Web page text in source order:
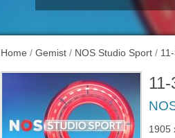
Home / Gemist / NOS Studio Sport /
1905